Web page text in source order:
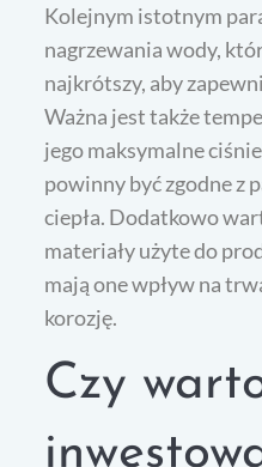
Kolejnym istotnym
nagrzewania wody,
najkrótszy, aby
Ważna jest także
jego maksymalne
powinny być zgodne z
ciepła. Dodatkowo
materiały użyte do
mają one wpływ na
korozję.
Czy